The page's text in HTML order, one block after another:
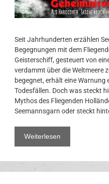
Seit Jahrhunderten erzählen
Begegnungen mit dem
Geisterschiff, gesteuert von
verdammt über die Weltmeere
begegnet, erhält eine Warnung
Todesfällen. Doch was steckt
Mythos des Fliegenden
Seemannsgarn oder steckt
Weiterlesen